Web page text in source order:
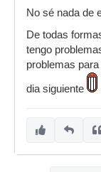
No sé nada de
De todas
tengo
problemas
dia siguiente